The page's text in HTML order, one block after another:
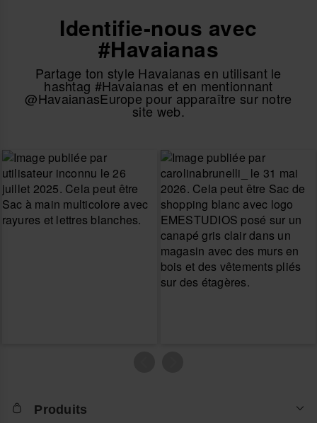
Identifie-nous avec
#Havaianas
Partage ton style Havaianas en utilisant le
hashtag #Havaianas et en mentionnant
@HavaianasEurope pour apparaître sur notre
site web.
Produits